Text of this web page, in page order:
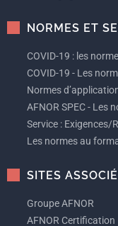
NORMES ET
COVID-19 : les
COVID-19 - Les
Normes
AFNOR SPEC - Les
Service : Exigences/
Les normes au
SITES
Groupe AFNOR
AFNOR Certification